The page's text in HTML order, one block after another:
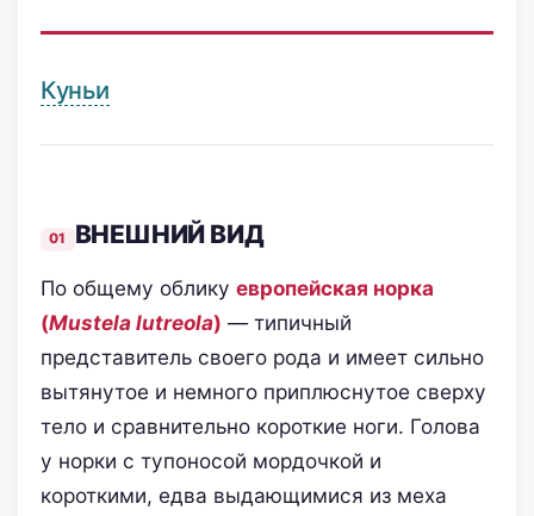
Куньи
ВНЕШНИЙ ВИД
По общему облику европейская норка
(Mustela lutreola) — типичный
представитель своего рода и имеет сильно
вытянутое и немного приплюснутое сверху
тело и сравнительно короткие ноги. Голова
у норки с тупоносой мордочкой и
короткими, едва выдающимися из меха